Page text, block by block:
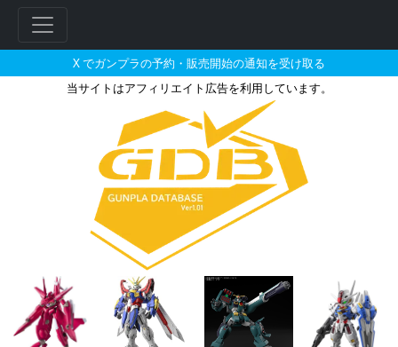
X でガンプラの予約・販売開始の通知を受け取る
当サイトはアフィリエイト広告を利用しています。
Hi-νガンダムのガンプラの販売・